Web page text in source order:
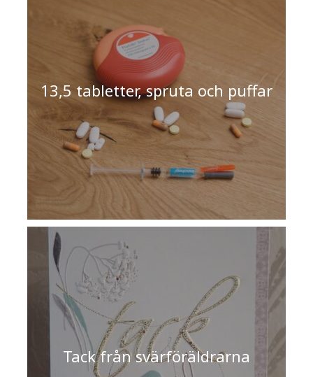
13,5 tabletter, spruta och puffar
Tack från svärföräldrarna